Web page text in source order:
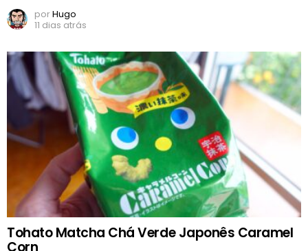
porHugo
11 dias atrás
Tohato Matcha Chá Verde Japonês Caramel